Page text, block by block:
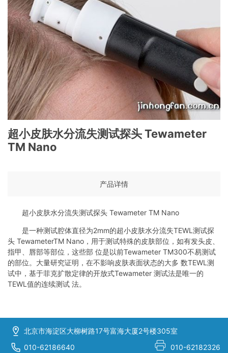
超小皮肤水分流失测试探头 Tewameter
TM Nano
产品详情
超小皮肤水分流失测试探头 Tewameter TM Nano
是一种测试腔体直径为2mm的超小皮肤水分流失TEWL测试探
头 TewameterTM Nano，用于测试特殊的皮肤部位，如有发头皮、
指甲、唇部等部位，这些部 位是以前Tewameter TM300不易测试
的部位。大量研究证明，在不影响皮肤表面状态的大多 数TEWL测
试中，基于菲克扩散定律的开放式Tewameter 测试法是唯一的
TEWL值的连续测试 法。
北京市海淀区大柳树路17号富海大厦2号楼305室
010-62186640
010-62182326